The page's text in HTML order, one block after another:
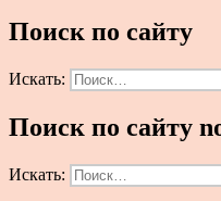
Поиск по сайту
Искать:
Поиск по сайту
Искать: